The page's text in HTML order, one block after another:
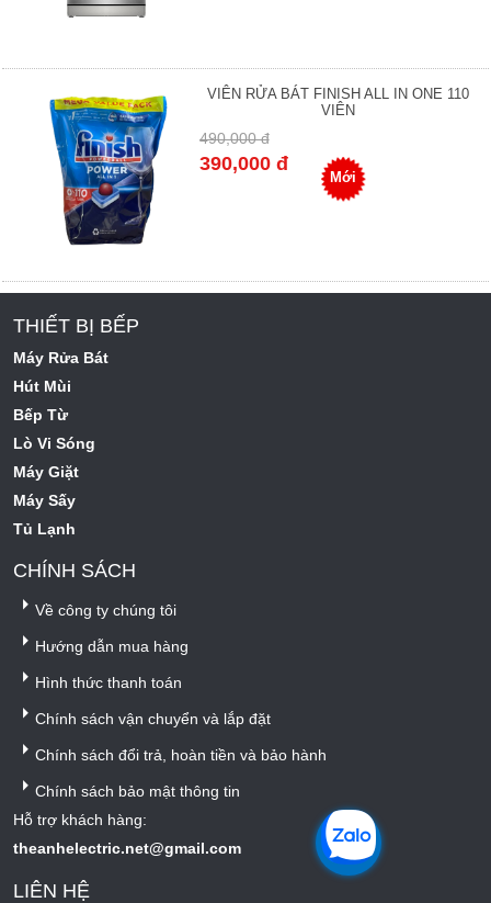
VIÊN RỬA BÁT FINISH ALL IN ONE 110
VIÊN
490,000 đ
390,000 đ
Mới
THIẾT BỊ BẾP
Máy Rửa Bát
Hút Mùi
Bếp Từ
Lò Vi Sóng
Máy Giặt
Máy Sấy
Tủ Lạnh
CHÍNH SÁCH
Về công ty chúng tôi
Hướng dẫn mua hàng
Hình thức thanh toán
Chính sách vận chuyển và lắp đặt
Chính sách đổi trả, hoàn tiền và bảo hành
Chính sách bảo mật thông tin
Hỗ trợ khách hàng:
theanhelectric.net@gmail.com
LIÊN HỆ